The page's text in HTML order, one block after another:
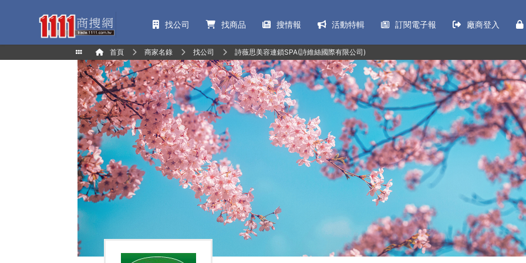
找公司 找商品 搜情報 活動特輯 訂閱電子報 廠商登入
首頁 商家名錄 找公司 詩薇思美容連鎖SPA(詩維絲國際有限公司)